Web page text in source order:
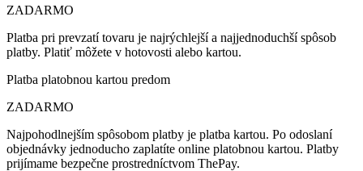
ZADARMO
Platba pri prevzatí tovaru je najrýchlejší a najjednoduchší spôsob
platby. Platiť môžete v hotovosti alebo kartou.
Platba platobnou kartou predom
ZADARMO
Najpohodlnejším spôsobom platby je platba kartou. Po odoslaní
objednávky jednoducho zaplatíte online platobnou kartou. Platby
prijímame bezpečne prostredníctvom ThePay.